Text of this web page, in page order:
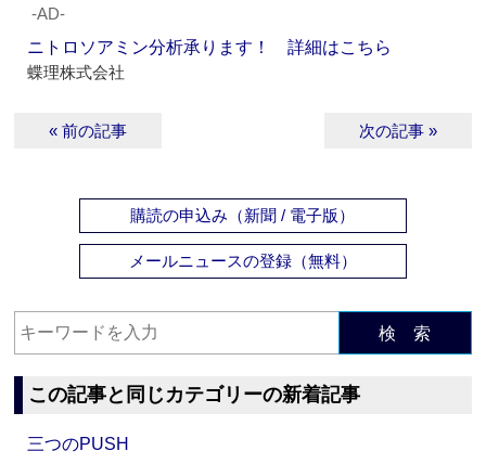
‐AD‐
ニトロソアミン分析承ります！ 詳細はこちら
蝶理株式会社
« 前の記事 次の記事 »
購読の申込み（新聞 / 電子版）
メールニュースの登録（無料）
検 索
この記事と同じカテゴリーの新着記事
三つのPUSH